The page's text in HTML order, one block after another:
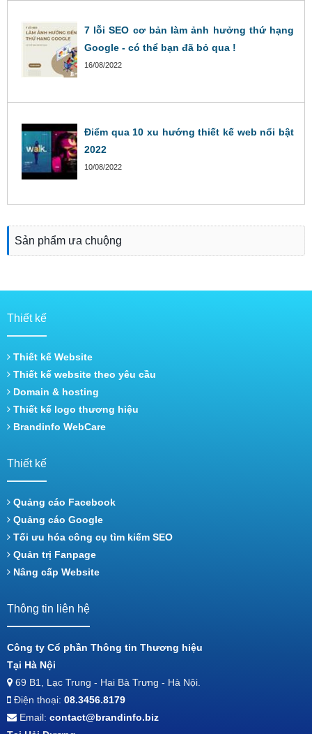
7 lỗi SEO cơ bản làm ảnh hưởng thứ hạng
Google - có thể bạn đã bỏ qua !
16/08/2022
Điểm qua 10 xu hướng thiết kế web nổi bật
2022
10/08/2022
Sản phẩm ưa chuộng
Thiết kế
Thiết kế Website
Thiết kế website theo yêu cầu
Domain & hosting
Thiết kế logo thương hiệu
Brandinfo WebCare
Thiết kế
Quảng cáo Facebook
Quảng cáo Google
Tối ưu hóa công cụ tìm kiếm SEO
Quản trị Fanpage
Nâng cấp Website
Thông tin liên hệ
Công ty Cổ phần Thông tin Thương hiệu
Tại Hà Nội
69 B1, Lạc Trung - Hai Bà Trưng - Hà Nội.
Điện thoại: 08.3456.8179
Email: contact@brandinfo.biz